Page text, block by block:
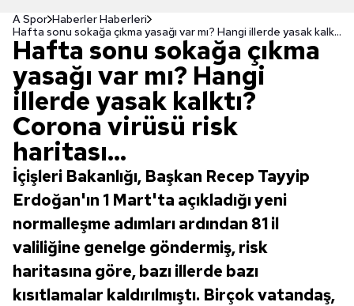
A Spor Haberler Haberleri
Hafta sonu sokağa çıkma yasağı var mı? Hangi illerde yasak kalktı? Corona virüsü risk haritası...
Hafta sonu sokağa çıkma
yasağı var mı? Hangi
illerde yasak kalktı?
Corona virüsü risk
haritası...
İçişleri Bakanlığı, Başkan Recep Tayyip
Erdoğan'ın 1 Mart'ta açıkladığı yeni
normalleşme adımları ardından 81 il
valiliğine genelge göndermiş, risk
haritasına göre, bazı illerde bazı
kısıtlamalar kaldırılmıştı. Birçok vatandaş,